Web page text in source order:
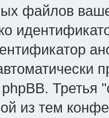
файлов
Третья
из тем